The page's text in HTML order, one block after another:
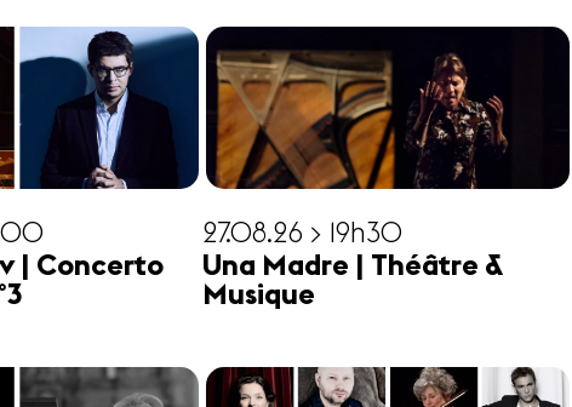
| Concerto
27.08.26 > 19h30
Una Madre | Théâtre &
Musique